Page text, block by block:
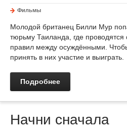
Фильмы
Молодой британец Билли Мур
тюрьму Таиланда, где
правил между осуждёнными.
принять в них участие и выиграть.
Подробнее
Начни сначала